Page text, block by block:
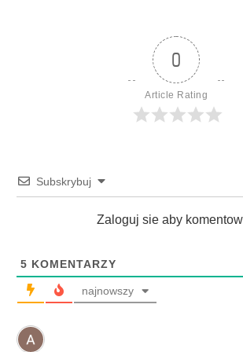
0
Article Rating
Subskrybuj
Zaloguj sie aby
5 KOMENTARZY
najnowszy